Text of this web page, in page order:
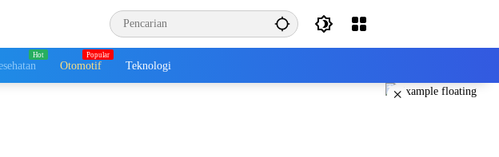
Otomotif Teknologi
×